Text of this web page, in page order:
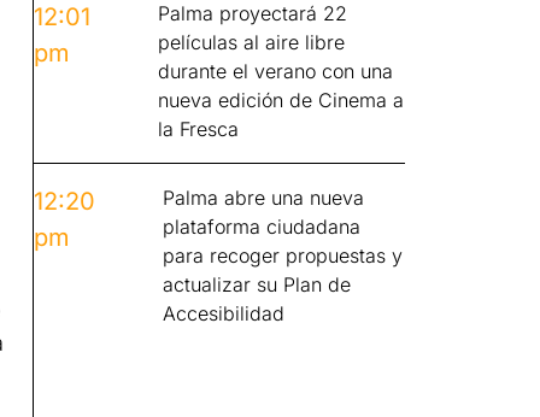
12:01
pm
Palma proyectará 22
películas al aire libre
durante el verano con una
nueva edición de Cinema a
la Fresca
12:20
pm
Palma abre una nueva
plataforma ciudadana
para recoger propuestas y
actualizar su Plan de
Accesibilidad